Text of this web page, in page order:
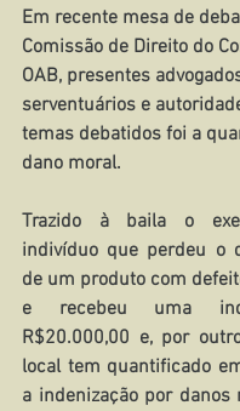
Em recente mesa de
Comissão de Direito do
OAB, presentes
serventuários e
temas debatidos foi a
dano moral.
Trazido à baila o
indivíduo que perdeu o
de um produto com
e recebeu uma
R$20.000,00 e, por
local tem quantificado
a indenização por danos